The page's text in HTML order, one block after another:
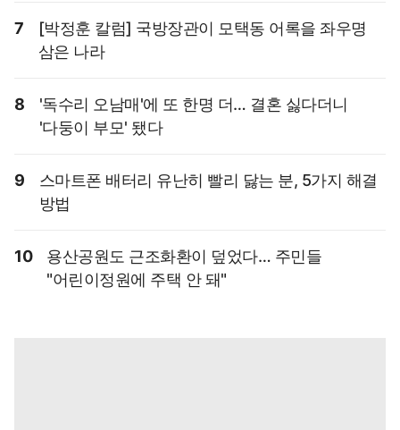
7
[박정훈 칼럼] 국방장관이 모택동 어록을 좌우명
삼은 나라
8
'독수리 오남매'에 또 한명 더… 결혼 싫다더니
'다둥이 부모' 됐다
9
스마트폰 배터리 유난히 빨리 닳는 분, 5가지 해결
방법
10
용산공원도 근조화환이 덮었다… 주민들
"어린이정원에 주택 안 돼"